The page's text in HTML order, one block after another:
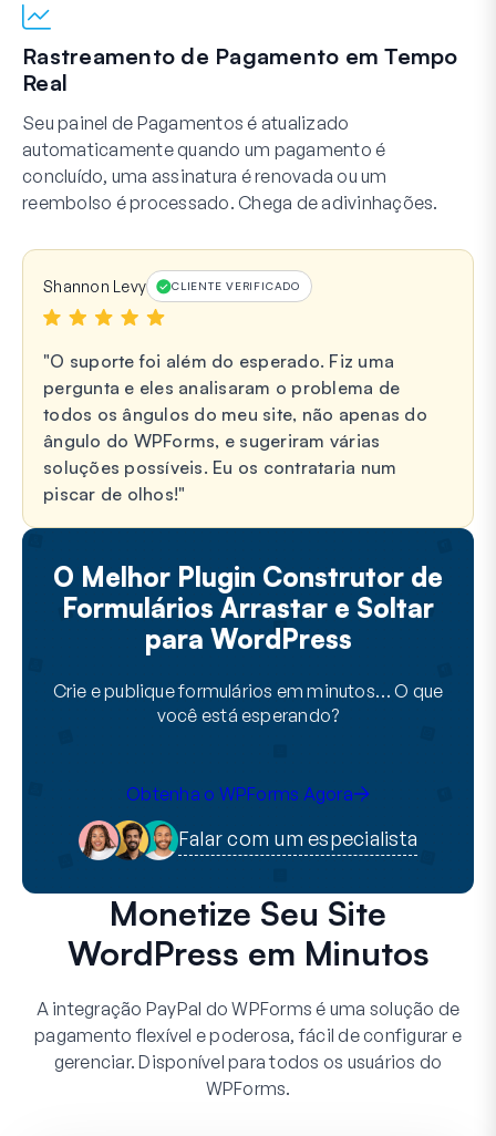
Rastreamento de Pagamento em Tempo
Real
Seu painel de Pagamentos é atualizado
automaticamente quando um pagamento é
concluído, uma assinatura é renovada ou um
reembolso é processado. Chega de adivinhações.
Shannon Levy CLIENTE VERIFICADO
O suporte foi além do esperado. Fiz uma
pergunta e eles analisaram o problema de
todos os ângulos do meu site, não apenas do
ângulo do WPForms, e sugeriram várias
soluções possíveis. Eu os contrataria num
piscar de olhos!
O Melhor Plugin Construtor de
Formulários Arrastar e Soltar
para WordPress
Crie e publique formulários em minutos… O que
você está esperando?
Obtenha o WPForms Agora
Falar com um especialista
Monetize Seu Site
WordPress em Minutos
A integração PayPal do WPForms é uma solução de
pagamento flexível e poderosa, fácil de configurar e
gerenciar. Disponível para todos os usuários do
WPForms.